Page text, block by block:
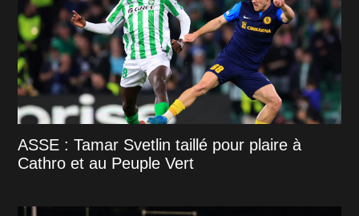
ASSE : Tamar Svetlin taillé pour plaire à
Cathro et au Peuple Vert